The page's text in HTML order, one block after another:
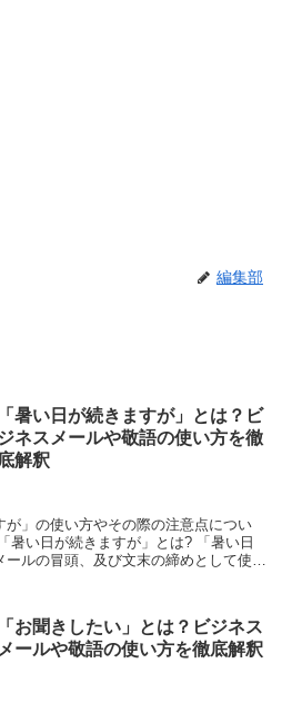
編集部
「暑い日が続きますが」とは？ビ
ネスメールや敬語の使い方を徹
解釈
が」の使い方やその際の注意点につい
暑い日が続きますが」とは? 「暑い日
ルの冒頭、及び文末の締めとして使わ
「お聞きしたい」とは？ビジネス
メールや敬語の使い方を徹底解釈